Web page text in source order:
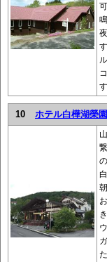
す
10 ホテル白樺湖榮園